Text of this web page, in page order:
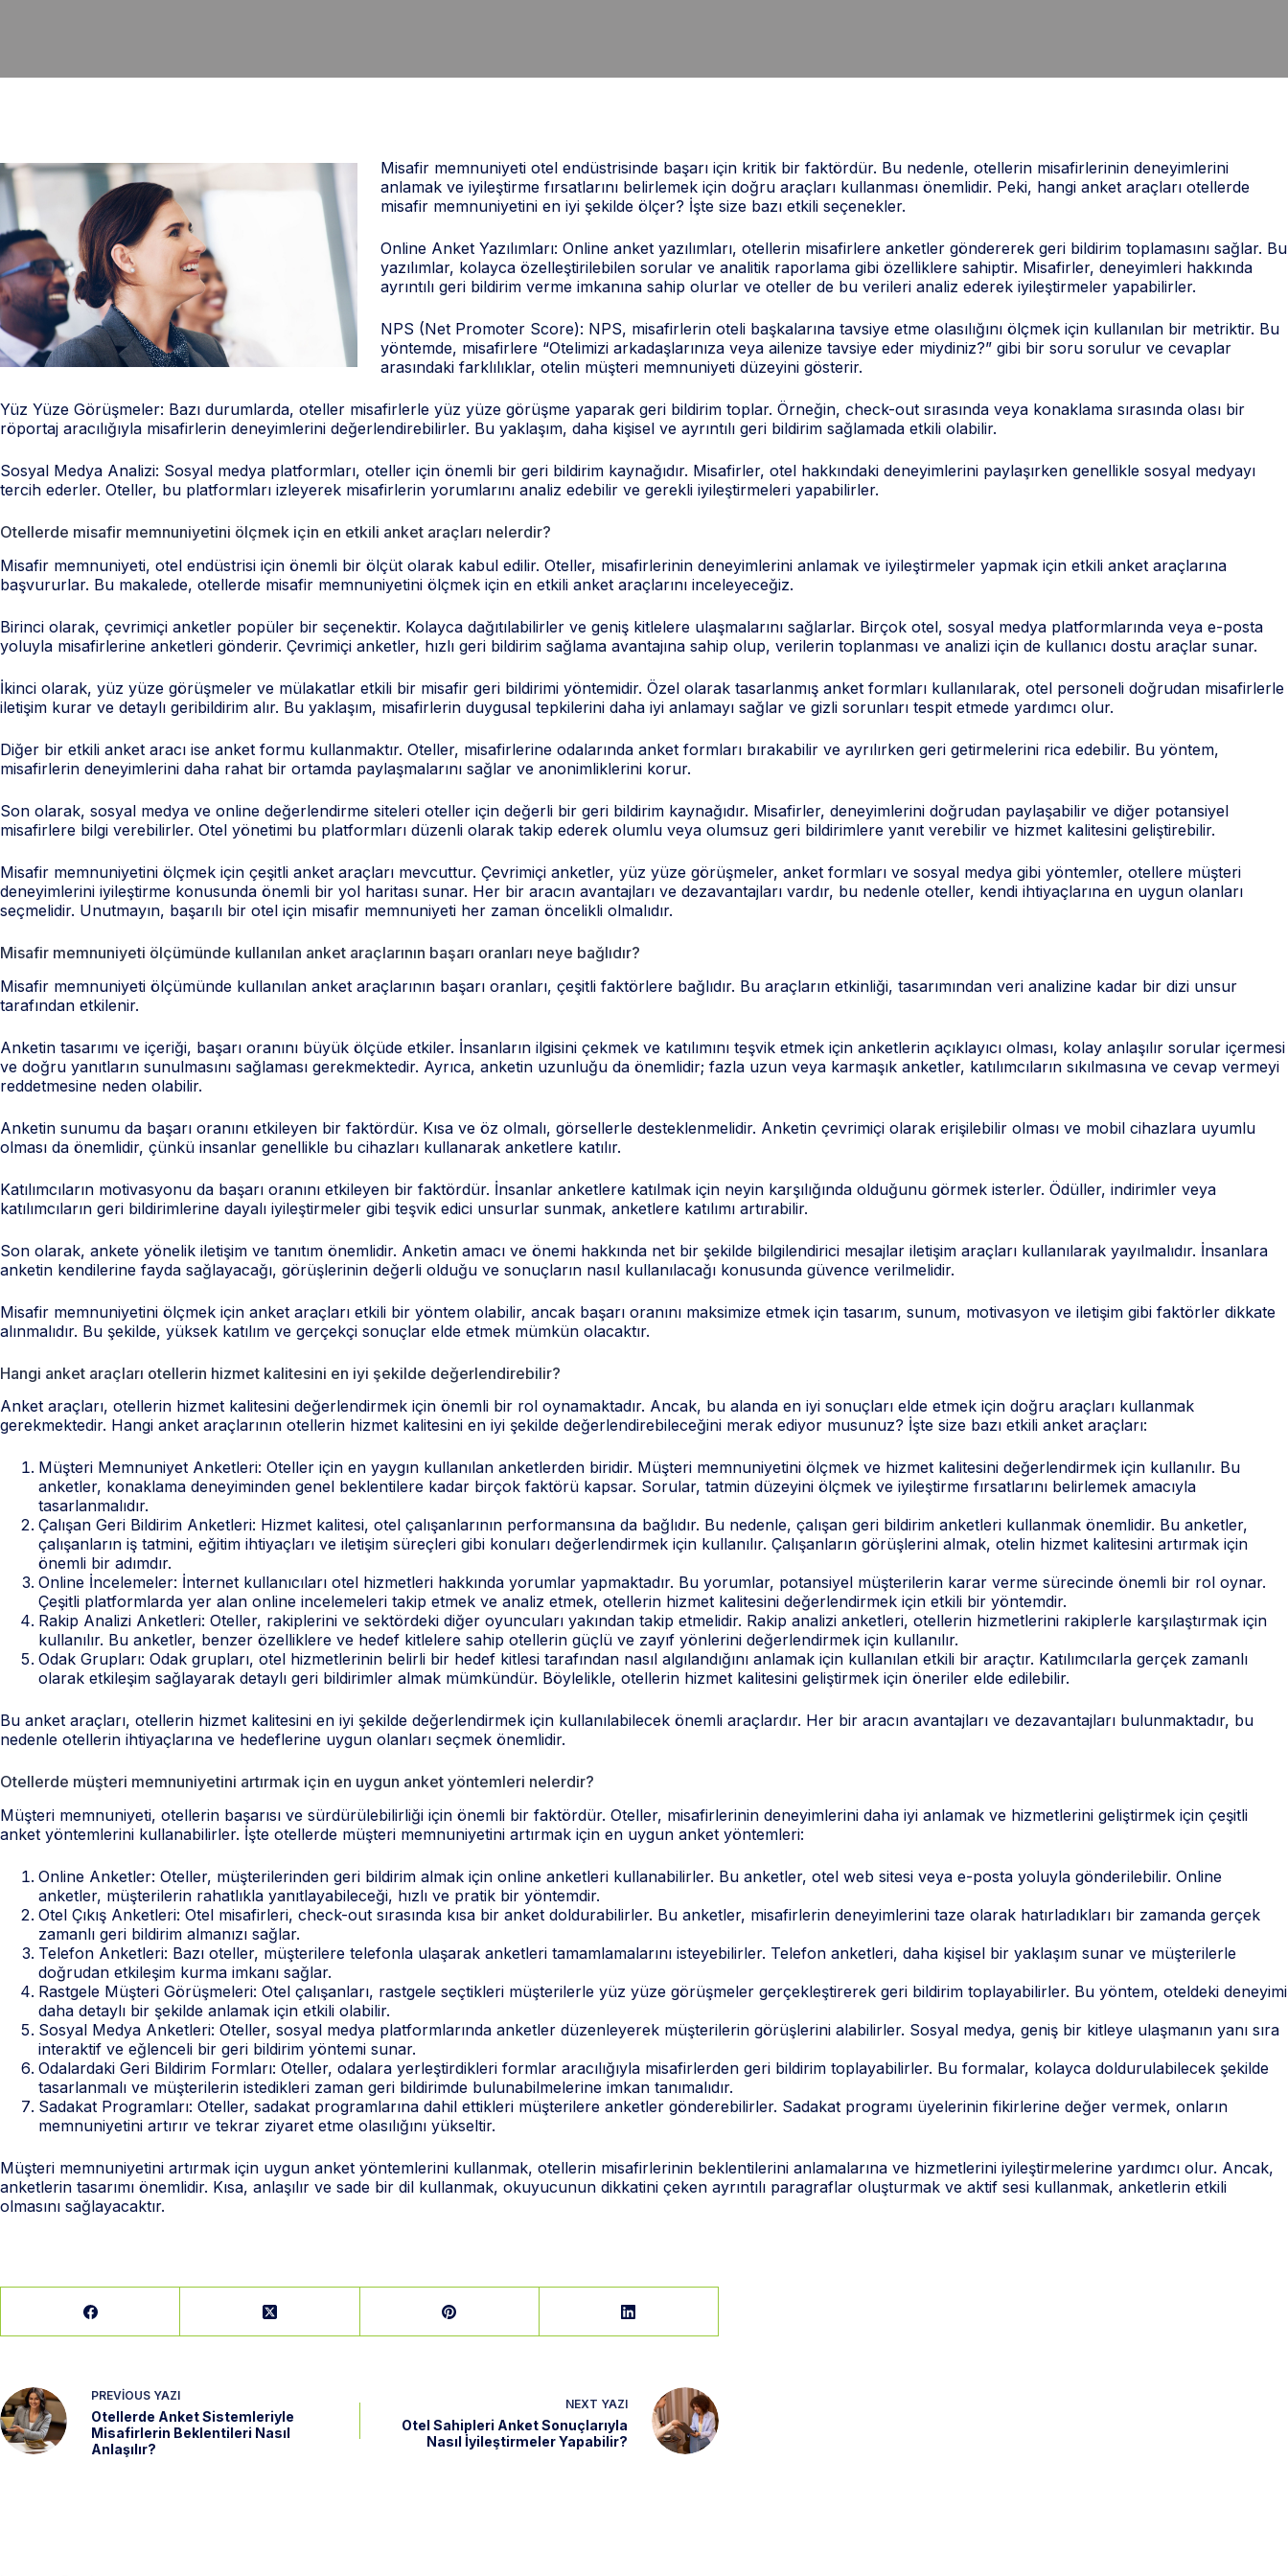
Misafir memnuniyeti otel endüstrisinde başarı için kritik bir faktördür. Bu nedenle, otellerin misafirlerinin deneyimlerini
anlamak ve iyileştirme fırsatlarını belirlemek için doğru araçları kullanması önemlidir. Peki, hangi anket araçları otellerde
misafir memnuniyetini en iyi şekilde ölçer? İşte size bazı etkili seçenekler.
Online Anket Yazılımları: Online anket yazılımları, otellerin misafirlere anketler göndererek geri bildirim toplamasını sağlar. Bu
yazılımlar, kolayca özelleştirilebilen sorular ve analitik raporlama gibi özelliklere sahiptir. Misafirler, deneyimleri hakkında
ayrıntılı geri bildirim verme imkanına sahip olurlar ve oteller de bu verileri analiz ederek iyileştirmeler yapabilirler.
NPS (Net Promoter Score): NPS, misafirlerin oteli başkalarına tavsiye etme olasılığını ölçmek için kullanılan bir metriktir. Bu
yöntemde, misafirlere “Otelimizi arkadaşlarınıza veya ailenize tavsiye eder miydiniz?” gibi bir soru sorulur ve cevaplar
arasındaki farklılıklar, otelin müşteri memnuniyeti düzeyini gösterir.
Yüz Yüze Görüşmeler: Bazı durumlarda, oteller misafirlerle yüz yüze görüşme yaparak geri bildirim toplar. Örneğin, check-out sırasında veya konaklama sırasında olası bir
röportaj aracılığıyla misafirlerin deneyimlerini değerlendirebilirler. Bu yaklaşım, daha kişisel ve ayrıntılı geri bildirim sağlamada etkili olabilir.
Sosyal Medya Analizi: Sosyal medya platformları, oteller için önemli bir geri bildirim kaynağıdır. Misafirler, otel hakkındaki deneyimlerini paylaşırken genellikle sosyal medyayı
tercih ederler. Oteller, bu platformları izleyerek misafirlerin yorumlarını analiz edebilir ve gerekli iyileştirmeleri yapabilirler.
Otellerde misafir memnuniyetini ölçmek için en etkili anket araçları nelerdir?
Misafir memnuniyeti, otel endüstrisi için önemli bir ölçüt olarak kabul edilir. Oteller, misafirlerinin deneyimlerini anlamak ve iyileştirmeler yapmak için etkili anket araçlarına
başvururlar. Bu makalede, otellerde misafir memnuniyetini ölçmek için en etkili anket araçlarını inceleyeceğiz.
Birinci olarak, çevrimiçi anketler popüler bir seçenektir. Kolayca dağıtılabilirler ve geniş kitlelere ulaşmalarını sağlarlar. Birçok otel, sosyal medya platformlarında veya e-posta
yoluyla misafirlerine anketleri gönderir. Çevrimiçi anketler, hızlı geri bildirim sağlama avantajına sahip olup, verilerin toplanması ve analizi için de kullanıcı dostu araçlar sunar.
İkinci olarak, yüz yüze görüşmeler ve mülakatlar etkili bir misafir geri bildirimi yöntemidir. Özel olarak tasarlanmış anket formları kullanılarak, otel personeli doğrudan misafirlerle
iletişim kurar ve detaylı geribildirim alır. Bu yaklaşım, misafirlerin duygusal tepkilerini daha iyi anlamayı sağlar ve gizli sorunları tespit etmede yardımcı olur.
Diğer bir etkili anket aracı ise anket formu kullanmaktır. Oteller, misafirlerine odalarında anket formları bırakabilir ve ayrılırken geri getirmelerini rica edebilir. Bu yöntem,
misafirlerin deneyimlerini daha rahat bir ortamda paylaşmalarını sağlar ve anonimliklerini korur.
Son olarak, sosyal medya ve online değerlendirme siteleri oteller için değerli bir geri bildirim kaynağıdır. Misafirler, deneyimlerini doğrudan paylaşabilir ve diğer potansiyel
misafirlere bilgi verebilirler. Otel yönetimi bu platformları düzenli olarak takip ederek olumlu veya olumsuz geri bildirimlere yanıt verebilir ve hizmet kalitesini geliştirebilir.
Misafir memnuniyetini ölçmek için çeşitli anket araçları mevcuttur. Çevrimiçi anketler, yüz yüze görüşmeler, anket formları ve sosyal medya gibi yöntemler, otellere müşteri
deneyimlerini iyileştirme konusunda önemli bir yol haritası sunar. Her bir aracın avantajları ve dezavantajları vardır, bu nedenle oteller, kendi ihtiyaçlarına en uygun olanları
seçmelidir. Unutmayın, başarılı bir otel için misafir memnuniyeti her zaman öncelikli olmalıdır.
Misafir memnuniyeti ölçümünde kullanılan anket araçlarının başarı oranları neye bağlıdır?
Misafir memnuniyeti ölçümünde kullanılan anket araçlarının başarı oranları, çeşitli faktörlere bağlıdır. Bu araçların etkinliği, tasarımından veri analizine kadar bir dizi unsur
tarafından etkilenir.
Anketin tasarımı ve içeriği, başarı oranını büyük ölçüde etkiler. İnsanların ilgisini çekmek ve katılımını teşvik etmek için anketlerin açıklayıcı olması, kolay anlaşılır sorular içermesi
ve doğru yanıtların sunulmasını sağlaması gerekmektedir. Ayrıca, anketin uzunluğu da önemlidir; fazla uzun veya karmaşık anketler, katılımcıların sıkılmasına ve cevap vermeyi
reddetmesine neden olabilir.
Anketin sunumu da başarı oranını etkileyen bir faktördür. Kısa ve öz olmalı, görsellerle desteklenmelidir. Anketin çevrimiçi olarak erişilebilir olması ve mobil cihazlara uyumlu
olması da önemlidir, çünkü insanlar genellikle bu cihazları kullanarak anketlere katılır.
Katılımcıların motivasyonu da başarı oranını etkileyen bir faktördür. İnsanlar anketlere katılmak için neyin karşılığında olduğunu görmek isterler. Ödüller, indirimler veya
katılımcıların geri bildirimlerine dayalı iyileştirmeler gibi teşvik edici unsurlar sunmak, anketlere katılımı artırabilir.
Son olarak, ankete yönelik iletişim ve tanıtım önemlidir. Anketin amacı ve önemi hakkında net bir şekilde bilgilendirici mesajlar iletişim araçları kullanılarak yayılmalıdır. İnsanlara
anketin kendilerine fayda sağlayacağı, görüşlerinin değerli olduğu ve sonuçların nasıl kullanılacağı konusunda güvence verilmelidir.
Misafir memnuniyetini ölçmek için anket araçları etkili bir yöntem olabilir, ancak başarı oranını maksimize etmek için tasarım, sunum, motivasyon ve iletişim gibi faktörler dikkate
alınmalıdır. Bu şekilde, yüksek katılım ve gerçekçi sonuçlar elde etmek mümkün olacaktır.
Hangi anket araçları otellerin hizmet kalitesini en iyi şekilde değerlendirebilir?
Anket araçları, otellerin hizmet kalitesini değerlendirmek için önemli bir rol oynamaktadır. Ancak, bu alanda en iyi sonuçları elde etmek için doğru araçları kullanmak
gerekmektedir. Hangi anket araçlarının otellerin hizmet kalitesini en iyi şekilde değerlendirebileceğini merak ediyor musunuz? İşte size bazı etkili anket araçları:
Müşteri Memnuniyet Anketleri: Oteller için en yaygın kullanılan anketlerden biridir. Müşteri memnuniyetini ölçmek ve hizmet kalitesini değerlendirmek için kullanılır. Bu
anketler, konaklama deneyiminden genel beklentilere kadar birçok faktörü kapsar. Sorular, tatmin düzeyini ölçmek ve iyileştirme fırsatlarını belirlemek amacıyla
tasarlanmalıdır.
Çalışan Geri Bildirim Anketleri: Hizmet kalitesi, otel çalışanlarının performansına da bağlıdır. Bu nedenle, çalışan geri bildirim anketleri kullanmak önemlidir. Bu anketler,
çalışanların iş tatmini, eğitim ihtiyaçları ve iletişim süreçleri gibi konuları değerlendirmek için kullanılır. Çalışanların görüşlerini almak, otelin hizmet kalitesini artırmak için
önemli bir adımdır.
Online İncelemeler: İnternet kullanıcıları otel hizmetleri hakkında yorumlar yapmaktadır. Bu yorumlar, potansiyel müşterilerin karar verme sürecinde önemli bir rol oynar.
Çeşitli platformlarda yer alan online incelemeleri takip etmek ve analiz etmek, otellerin hizmet kalitesini değerlendirmek için etkili bir yöntemdir.
Rakip Analizi Anketleri: Oteller, rakiplerini ve sektördeki diğer oyuncuları yakından takip etmelidir. Rakip analizi anketleri, otellerin hizmetlerini rakiplerle karşılaştırmak için
kullanılır. Bu anketler, benzer özelliklere ve hedef kitlelere sahip otellerin güçlü ve zayıf yönlerini değerlendirmek için kullanılır.
Odak Grupları: Odak grupları, otel hizmetlerinin belirli bir hedef kitlesi tarafından nasıl algılandığını anlamak için kullanılan etkili bir araçtır. Katılımcılarla gerçek zamanlı
olarak etkileşim sağlayarak detaylı geri bildirimler almak mümkündür. Böylelikle, otellerin hizmet kalitesini geliştirmek için öneriler elde edilebilir.
Bu anket araçları, otellerin hizmet kalitesini en iyi şekilde değerlendirmek için kullanılabilecek önemli araçlardır. Her bir aracın avantajları ve dezavantajları bulunmaktadır, bu
nedenle otellerin ihtiyaçlarına ve hedeflerine uygun olanları seçmek önemlidir.
Otellerde müşteri memnuniyetini artırmak için en uygun anket yöntemleri nelerdir?
Müşteri memnuniyeti, otellerin başarısı ve sürdürülebilirliği için önemli bir faktördür. Oteller, misafirlerinin deneyimlerini daha iyi anlamak ve hizmetlerini geliştirmek için çeşitli
anket yöntemlerini kullanabilirler. İşte otellerde müşteri memnuniyetini artırmak için en uygun anket yöntemleri:
Online Anketler: Oteller, müşterilerinden geri bildirim almak için online anketleri kullanabilirler. Bu anketler, otel web sitesi veya e-posta yoluyla gönderilebilir. Online
anketler, müşterilerin rahatlıkla yanıtlayabileceği, hızlı ve pratik bir yöntemdir.
Otel Çıkış Anketleri: Otel misafirleri, check-out sırasında kısa bir anket doldurabilirler. Bu anketler, misafirlerin deneyimlerini taze olarak hatırladıkları bir zamanda gerçek
zamanlı geri bildirim almanızı sağlar.
Telefon Anketleri: Bazı oteller, müşterilere telefonla ulaşarak anketleri tamamlamalarını isteyebilirler. Telefon anketleri, daha kişisel bir yaklaşım sunar ve müşterilerle
doğrudan etkileşim kurma imkanı sağlar.
Rastgele Müşteri Görüşmeleri: Otel çalışanları, rastgele seçtikleri müşterilerle yüz yüze görüşmeler gerçekleştirerek geri bildirim toplayabilirler. Bu yöntem, oteldeki deneyimi
daha detaylı bir şekilde anlamak için etkili olabilir.
Sosyal Medya Anketleri: Oteller, sosyal medya platformlarında anketler düzenleyerek müşterilerin görüşlerini alabilirler. Sosyal medya, geniş bir kitleye ulaşmanın yanı sıra
interaktif ve eğlenceli bir geri bildirim yöntemi sunar.
Odalardaki Geri Bildirim Formları: Oteller, odalara yerleştirdikleri formlar aracılığıyla misafirlerden geri bildirim toplayabilirler. Bu formalar, kolayca doldurulabilecek şekilde
tasarlanmalı ve müşterilerin istedikleri zaman geri bildirimde bulunabilmelerine imkan tanımalıdır.
Sadakat Programları: Oteller, sadakat programlarına dahil ettikleri müşterilere anketler gönderebilirler. Sadakat programı üyelerinin fikirlerine değer vermek, onların
memnuniyetini artırır ve tekrar ziyaret etme olasılığını yükseltir.
Müşteri memnuniyetini artırmak için uygun anket yöntemlerini kullanmak, otellerin misafirlerinin beklentilerini anlamalarına ve hizmetlerini iyileştirmelerine yardımcı olur. Ancak,
anketlerin tasarımı önemlidir. Kısa, anlaşılır ve sade bir dil kullanmak, okuyucunun dikkatini çeken ayrıntılı paragraflar oluşturmak ve aktif sesi kullanmak, anketlerin etkili
olmasını sağlayacaktır.
PREVIOUS YAZI
Otellerde Anket Sistemleriyle
Misafirlerin Beklentileri Nasıl
Anlaşılır?
NEXT YAZI
Otel Sahipleri Anket Sonuçlarıyla
Nasıl İyileştirmeler Yapabilir?